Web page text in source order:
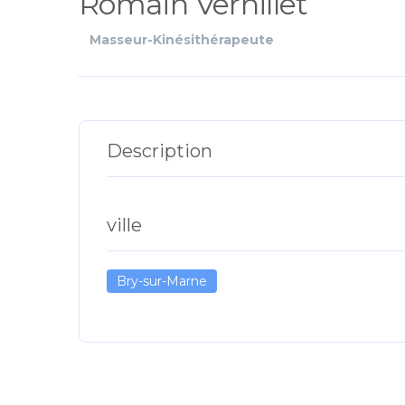
Masseur-Kinésithérapeute
Description
ville
Bry-sur-Marne